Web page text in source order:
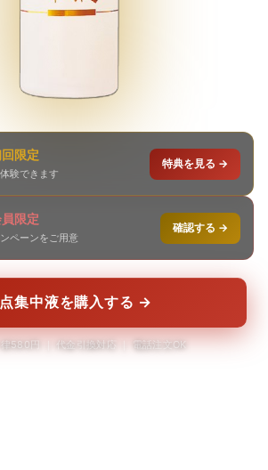
限定
験できます
特典を見る →
限定
ペーンをご用意
確認する →
集中液を購入する →
律580円 ｜ 代金引換対応 ｜ 電話注文OK